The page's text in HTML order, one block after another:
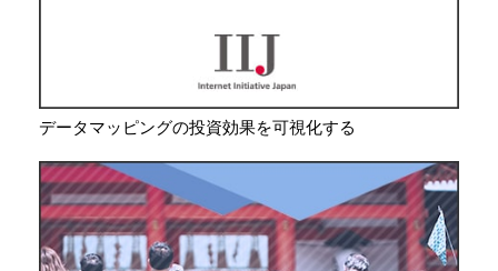
データマッピングの投資効果を可視化する